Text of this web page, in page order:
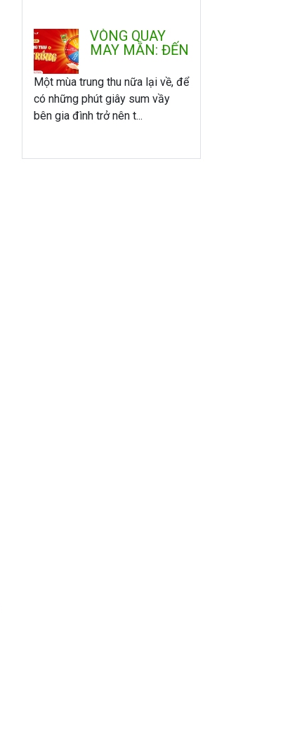
VÒNG QUAY
MAY MẮN: ĐẾN
TRUNG THU -
QUAY LÀ
TRÚNG
Một mùa trung thu nữa lại về, để
có những phút giây sum vầy
bên gia đình trở nên t...